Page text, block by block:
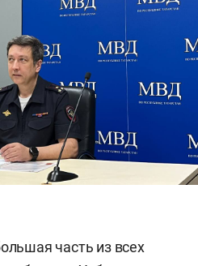
часть из всех